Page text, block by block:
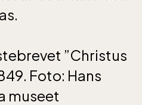
”Christus
Foto: Hans
museet